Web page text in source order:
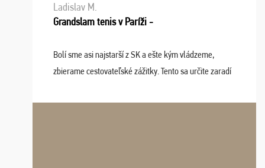
Ladislav M.
Grandslam tenis v Paríži -
Bolí sme asi najstarší z SK a ešte kým vládzeme,
zbierame cestovateľské zážitky. Tento sa určite zaradí
osudu - pohodový šefík Meďo, dobrá parti ...